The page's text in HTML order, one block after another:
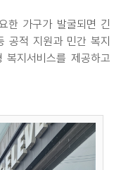
한 가구가 발굴되면 긴
공적 지원과 민간 복지
지서비스를 제공하고